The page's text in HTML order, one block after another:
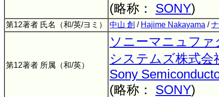
(略称： SONY)
第12著者 氏名（和/英/ヨミ） 中山 創 / Hajime Nakayama /
第12著者 所属（和/英）
ソニーマニュフ
システムズ株式会
Sony
(略称： SONY)